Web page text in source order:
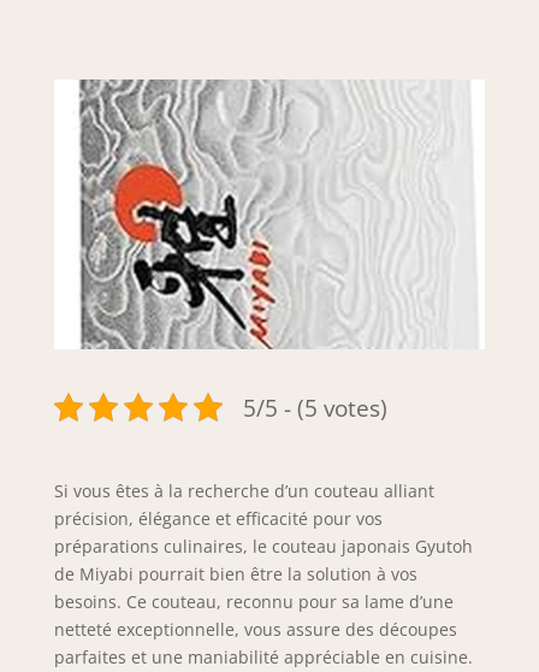
5/5 - (5 votes)
Si vous êtes à la recherche d’un couteau alliant
précision, élégance et efficacité pour vos
préparations culinaires, le couteau japonais Gyutoh
de Miyabi pourrait bien être la solution à vos
besoins. Ce couteau, reconnu pour sa lame d’une
netteté exceptionnelle, vous assure des découpes
parfaites et une maniabilité appréciable en cuisine.